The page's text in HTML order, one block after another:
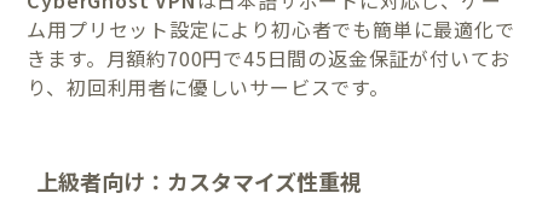
ム用プリセット設定により初心者でも簡単に最適化で
きます。月額約700円で45日間の返金保証が付いてお
り、初回利用者に優しいサービスです。
上級者向け：カスタマイズ性重視